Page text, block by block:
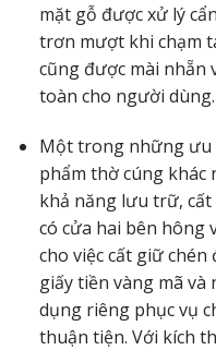
mặt gỗ được xử lý
trơn mượt khi chạm
cũng được mài nhẵn
toàn cho người dùng.
Một trong những ưu
phẩm thờ cúng khác
khả năng lưu trữ, cất
có cửa hai bên hông
cho việc cất giữ
giấy tiền vàng mã và
dụng riêng phục vụ
thuận tiện. Với kích